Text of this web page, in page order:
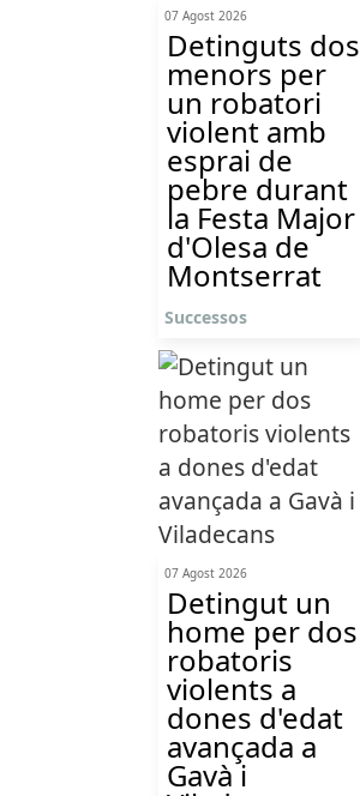
07 Agost 2026
Detinguts dos
menors per
un robatori
violent amb
esprai de
pebre durant
la Festa Major
d'Olesa de
Montserrat
Successos
07 Agost 2026
Detingut un
home per dos
robatoris
violents a
dones d'edat
avançada a
Gavà i